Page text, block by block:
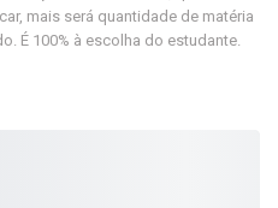
mais será quantidade de matéria
É 100% à escolha do estudante.